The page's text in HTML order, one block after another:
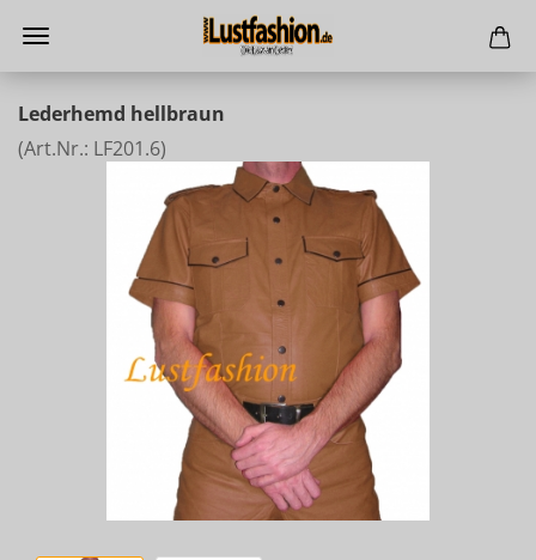
Lederhemd hellbraun
(Art.Nr.: LF201.6)